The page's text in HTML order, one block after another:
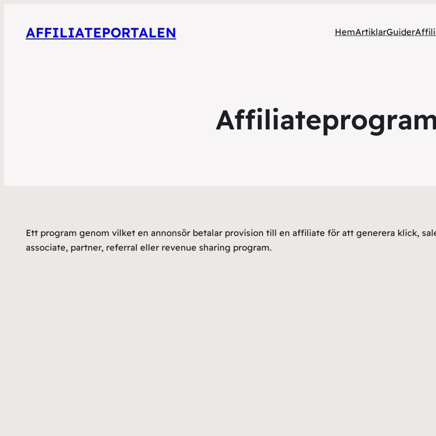
AFFILIATEPORTALEN HemArtiklarGuider
Ett program genom vilket en annonsör betalar provision till en affiliate för att generera klick,
associate, partner, referral eller revenue sharing program.